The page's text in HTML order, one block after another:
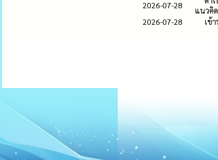
2026-07-28
แนวคิ
2026-07-28
เข้